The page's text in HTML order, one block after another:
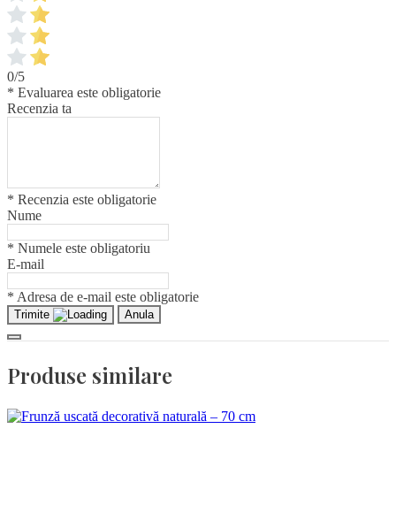
0/5
* Evaluarea este obligatorie
Recenzia ta
* Recenzia este obligatorie
Nume
* Numele este obligatoriu
E-mail
* Adresa de e-mail este obligatorie
Trimite Anula
Produse similare